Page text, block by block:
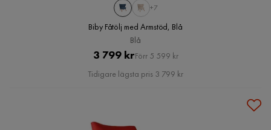
+7
Biby Fåtölj med Armstöd, Blå
Blå
Pris
3 799 krOriginal
Pris
Förr 5 599 kr
Tidigare lägsta pris 3 799 kr